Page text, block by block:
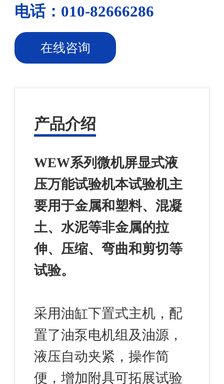
电话：010-82666286
在线咨询
产品介绍
WEW系列微机屏显式液
压万能试验机本试验机主
要用于金属和塑料、混凝
土、水泥等非金属的拉
伸、压缩、弯曲和剪切等
试验。
采用油缸下置式主机，配
置了油泵电机组及油源，
液压自动夹紧，操作简
便，增加附具可拓展试验